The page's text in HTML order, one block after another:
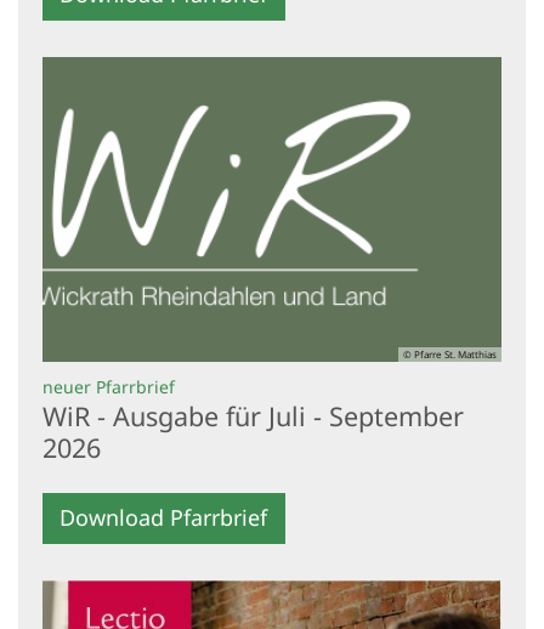
© Pfarre St. Matthias
neuer Pfarrbrief:
WiR - Ausgabe für Juli - September
2026
Download Pfarrbrief